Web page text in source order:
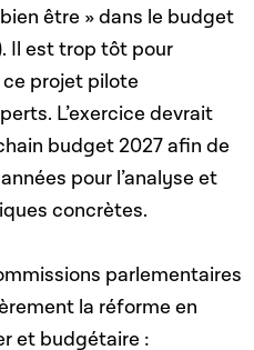
être » dans le budget
Il est trop tôt pour
ce projet pilote
L’exercice devrait
budget 2027 afin de
pour l’analyse et
concrètes.
parlementaires
la réforme en
et budgétaire :